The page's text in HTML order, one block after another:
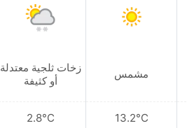
مشمس
13.2°C
زخات ثلجية معتدلة
أو كثيفة
2.8°C